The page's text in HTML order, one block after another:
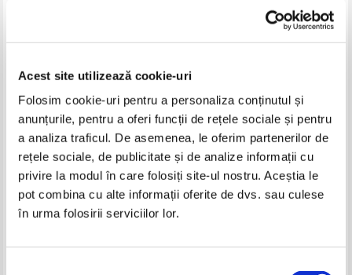
Acest site utilizează cookie-uri
Folosim cookie-uri pentru a personaliza conținutul și
anunțurile, pentru a oferi funcții de rețele sociale și pentru
a analiza traficul. De asemenea, le oferim partenerilor de
rețele sociale, de publicitate și de analize informații cu
privire la modul în care folosiți site-ul nostru. Aceștia le
pot combina cu alte informații oferite de dvs. sau culese
în urma folosirii serviciilor lor.
Gabriel Badea Paun - Carmen
Sylva. Uimitoarea Regina
Elisabeta a Romaniei
Pret:20,00Lei 13,00 Lei
Adaugă în coș
Dan Silviu Boerescu - Suverani
romani in exil. Adevaruri
dureroase si istorii ciudate
Pret: 12,00Lei 7,80 Lei